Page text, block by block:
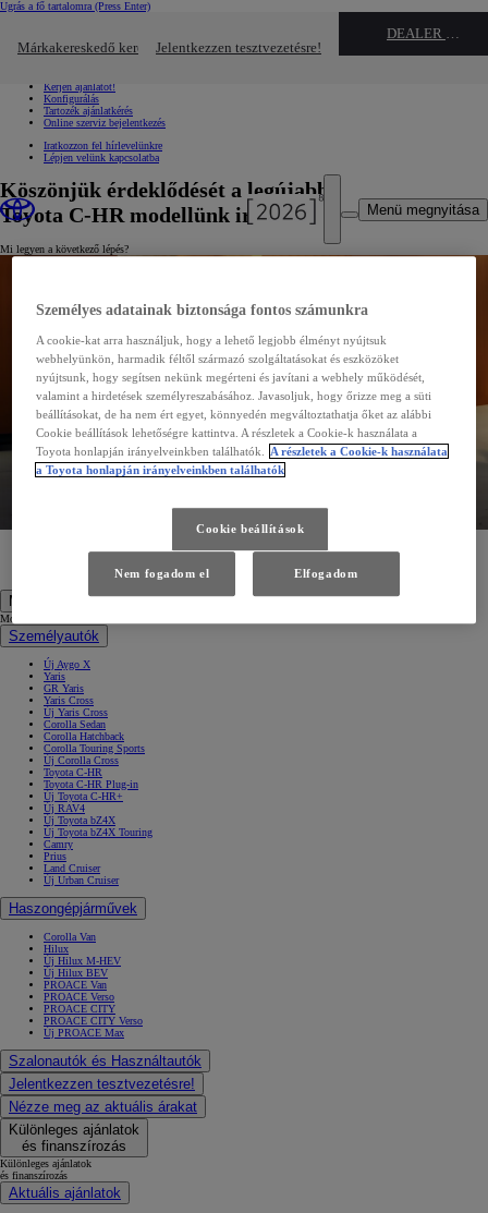
Ugrás a fő tartalomra (Press Enter)
Márkakereskedő kereséseJelentkezzen tesztvezetésre!
DEALER NAME
Gyors linkek Kattintson ide a bezáráshoz
Kérjen ajánlatot!
Konfigurálás
Tartozék ajánlatkérés
Online szerviz bejelentkezés
Iratkozzon fel hírlevelünkre
Lépjen velünk kapcsolatba
Menü megnyitása
Köszönjük érdeklődését a legújabb
Toyota C-HR modellünk iránt!
Mi legyen a következő lépés?
Feliratkozás hírlevélre
Modellek
Modellek
Személyautók
Új Aygo X
Yaris
GR Yaris
Yaris Cross
Új Yaris Cross
Corolla Sedan
Corolla Hatchback
Corolla Touring Sports
Új Corolla Cross
Toyota C-HR
Toyota C-HR Plug-in
Új Toyota C-HR+
Új RAV4
Új Toyota bZ4X
Új Toyota bZ4X Touring
Camry
Prius
Land Cruiser
Új Urban Cruiser
Haszongépjárművek
Corolla Van
Hilux
Új Hilux M-HEV
Új Hilux BEV
PROACE Van
PROACE Verso
PROACE CITY
PROACE CITY Verso
Új PROACE Max
Szalonautók és Használtautók
Jelentkezzen tesztvezetésre!
Nézze meg az aktuális árakat
Különleges ajánlatok
és finanszírozás
Különleges ajánlatok
és finanszírozás
Aktuális ajánlatok
Személyes adatainak biztonsága fontos számunkra
A cookie-kat arra használjuk, hogy a lehető legjobb élményt nyújtsuk
webhelyünkön, harmadik féltől származó szolgáltatásokat és eszközöket
nyújtsunk, hogy segítsen nekünk megérteni és javítani a webhely működését,
valamint a hirdetések személyreszabásához. Javasoljuk, hogy őrizze meg a süti
beállításokat, de ha nem ért egyet, könnyedén megváltoztathatja őket az alábbi
Cookie beállítások lehetőségre kattintva. A részletek a Cookie-k használata a
Toyota honlapján irányelveinkben találhatók.
A részletek a Cookie-k használata
a Toyota honlapján irányelveinkben találhatók
Cookie beállítások
Nem fogadom el Elfogadom